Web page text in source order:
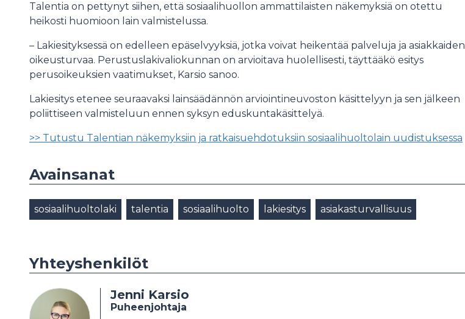
Talentia on pettynyt siihen, että sosiaalihuollon ammattilaisten näkemyksiä on otettu
heikosti huomioon lain valmistelussa.
– Lakiesityksessä on edelleen epäselvyyksiä, jotka voivat heikentää palveluja ja asiakkaiden
oikeusturvaa. Perustuslakivaliokunnan on arvioitava huolellisesti, täyttääkö esitys
perusoikeuksien vaatimukset, Karsio sanoo.
Lakiesitys etenee seuraavaksi lainsäädännön arviointineuvoston käsittelyyn ja sen jälkeen
poliittiseen valmisteluun ennen syksyn eduskuntakäsittelyä.
>> Tutustu Talentian näkemyksiin ja ratkaisuehdotuksiin sosiaalihuoltolain uudistuksessa
Avainsanat
sosiaalihuoltolaki talentia sosiaalihuolto lakiesitys asiakasturvallisuus
Yhteyshenkilöt
Jenni Karsio
Puheenjohtaja